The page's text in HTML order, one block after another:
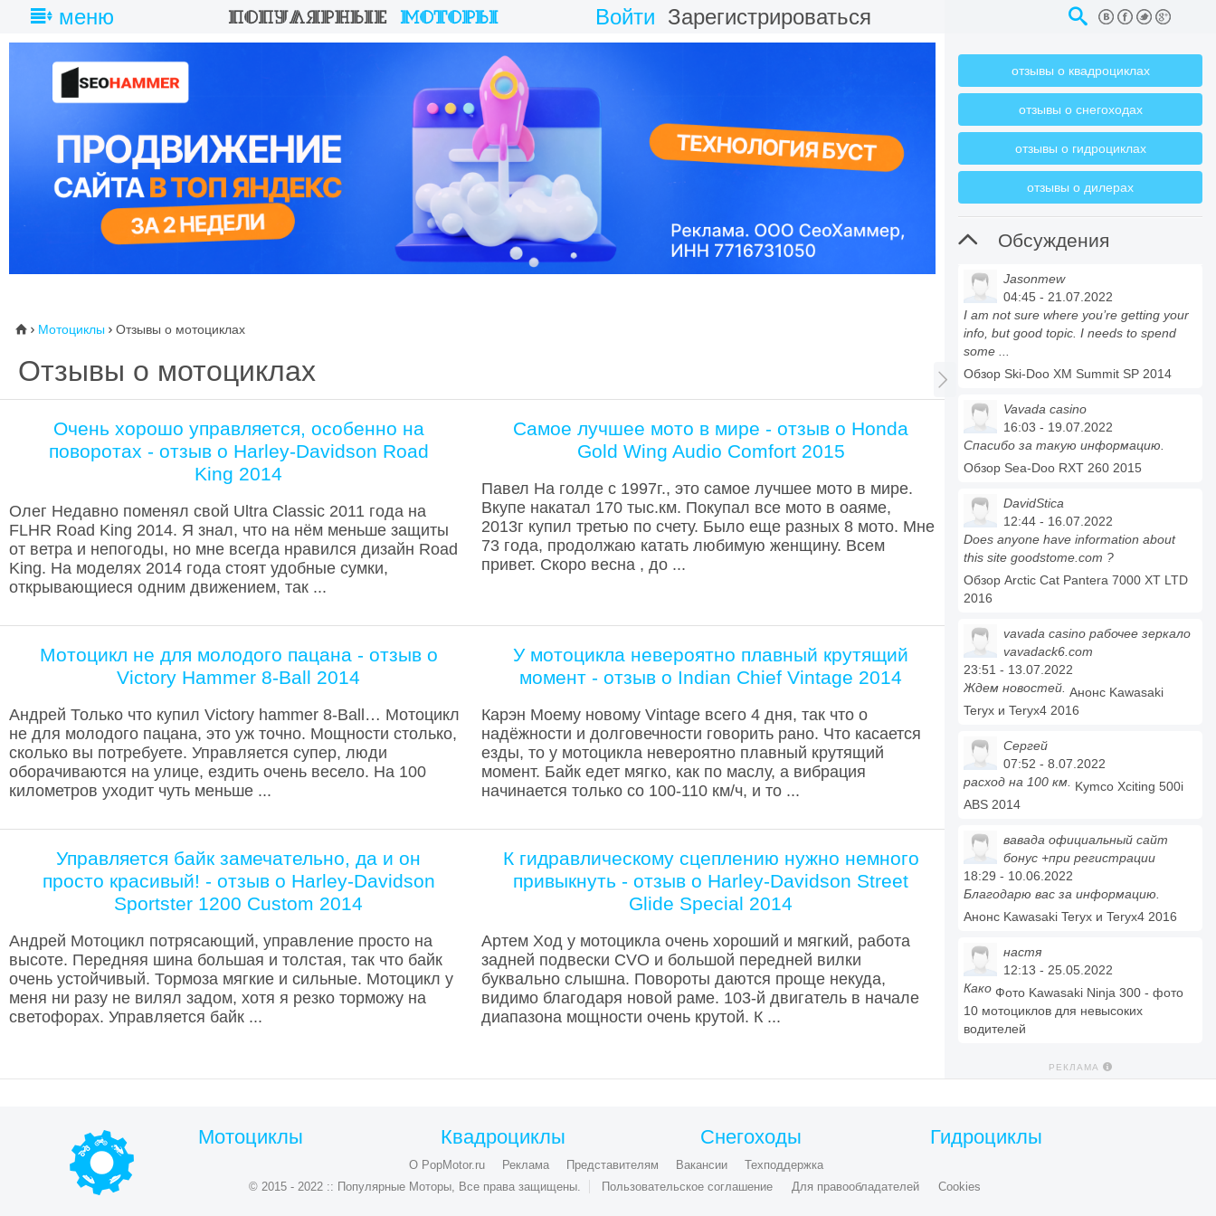
меню Войти Зарегистрироваться
⌂  Мотоциклы  Отзывы о мотоциклах
Отзывы о мотоциклах
Очень хорошо управляется, особенно на
поворотах - отзыв о Harley-Davidson Road
King 2014
Олег Недавно поменял свой Ultra Classic 2011 года на
FLHR Road King 2014. Я знал, что на нём меньше защиты
от ветра и непогоды, но мне всегда нравился дизайн Road
King. На моделях 2014 года стоят удобные сумки,
открывающиеся одним движением, так ...
Самое лучшее мото в мире - отзыв о Honda
Gold Wing Audio Comfort 2015
Павел На голде с 1997г., это самое лучшее мото в мире.
Вкупе накатал 170 тыс.км. Покупал все мото в оаяме,
2013г купил третью по счету. Было еще разных 8 мото. Мне
73 года, продолжаю катать любимую женщину. Всем
привет. Скоро весна , до ...
Мотоцикл не для молодого пацана - отзыв о
Victory Hammer 8-Ball 2014
Андрей Только что купил Victory hammer 8-Ball… Мотоцикл
не для молодого пацана, это уж точно. Мощности столько,
сколько вы потребуете. Управляется супер, люди
оборачиваются на улице, ездить очень весело. На 100
километров уходит чуть меньше ...
У мотоцикла невероятно плавный крутящий
момент - отзыв о Indian Chief Vintage 2014
Карэн Моему новому Vintage всего 4 дня, так что о
надёжности и долговечности говорить рано. Что касается
езды, то у мотоцикла невероятно плавный крутящий
момент. Байк едет мягко, как по маслу, а вибрация
начинается только со 100-110 км/ч, и то ...
Управляется байк замечательно, да и он
просто красивый! - отзыв о Harley-Davidson
Sportster 1200 Custom 2014
Андрей Мотоцикл потрясающий, управление просто на
высоте. Передняя шина большая и толстая, так что байк
очень устойчивый. Тормоза мягкие и сильные. Мотоцикл у
меня ни разу не вилял задом, хотя я резко торможу на
светофорах. Управляется байк ...
К гидравлическому сцеплению нужно немного
привыкнуть - отзыв о Harley-Davidson Street
Glide Special 2014
Артем Ход у мотоцикла очень хороший и мягкий, работа
задней подвески CVO и большой передней вилки
буквально слышна. Повороты даются проще некуда,
видимо благодаря новой раме. 103-й двигатель в начале
диапазона мощности очень крутой. К ...

отзывы о квадроциклах
отзывы о снегоходах
отзывы о гидроциклах
отзывы о дилерах
 Обсуждения
Jasonmew
04:45 - 21.07.2022
I am not sure where you’re getting your
info, but good topic. I needs to spend
some ...
Обзор Ski-Doo XM Summit SP 2014
Vavada casino
16:03 - 19.07.2022
Спасибо за такую информацию.
Обзор Sea-Doo RXT 260 2015
DavidStica
12:44 - 16.07.2022
Does anyone have information about
this site goodstome.com ?
Обзор Arctic Cat Pantera 7000 XT LTD
2016
vavada casino рабочее зеркало
vavadack6.com
23:51 - 13.07.2022
Ждем новостей. Анонс Kawasaki
Teryx и Teryx4 2016
Сергей
07:52 - 8.07.2022
расход на 100 км. Kymco Xciting 500i
ABS 2014
вавада официальный сайт
бонус +при регистрации
18:29 - 10.06.2022
Благодарю вас за информацию.
Анонс Kawasaki Teryx и Teryx4 2016
настя
12:13 - 25.05.2022
Како Фото Kawasaki Ninja 300 - фото
10 мотоциклов для невысоких
водителей
РЕКЛАМА
Мотоциклы Квадроциклы Снегоходы Гидроциклы
О PopMotor.ru Реклама Представителям Вакансии
Техподдержка
© 2015 - 2022 :: Популярные Моторы, Все права защищены.
Пользовательское соглашение Для правообладателей Cookies